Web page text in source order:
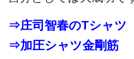
⇒庄司智春のTシャツ
⇒加圧シャツ金剛筋